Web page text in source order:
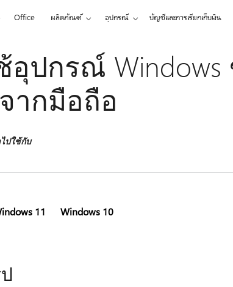
Office ผลิตภัณฑ์ อุปกรณ์ บัญชีและการเรียกเก็บเงิน
อุปกรณ์
ากมือถือ
ปใช้กับ
11 Windows 10